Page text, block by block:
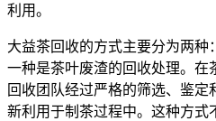
利用。
大益茶回收的方式主要分为两种
一种是茶叶废渣的回收处理。在
回收团队经过严格的筛选、鉴
新利用于制茶过程中。这种方式